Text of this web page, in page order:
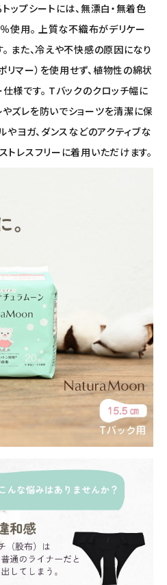
ップシートには、無漂白・無着色
使用。 上質な不織布がデリケー
また、冷えや不快感の原因になり
マー）を使用せず、植物性の綿状
様です。 Tバックのクロッチ幅に
ズレを防いでショーツを清潔に保
やヨガ、ダンスなどのアクティブな
トレスフリーに着用いただけます。